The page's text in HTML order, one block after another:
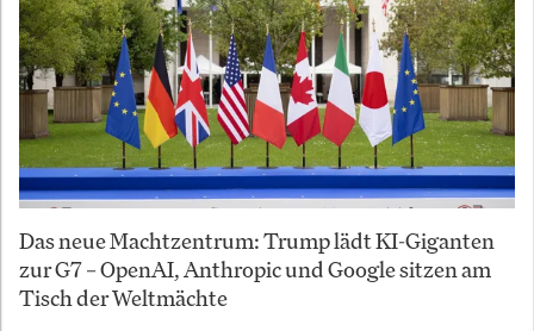
Das neue Machtzentrum: Trump lädt KI-Giganten
zur G7 – OpenAI, Anthropic und Google sitzen am
Tisch der Weltmächte